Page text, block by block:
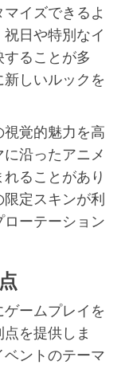
イズできるよ
日や特別なイ
ることが多
しいルックを
覚的魅力を高
沿ったアニメ
ることがあり
定スキンが利
ーテーション
ームプレイを
を提供しま
ントのテーマ